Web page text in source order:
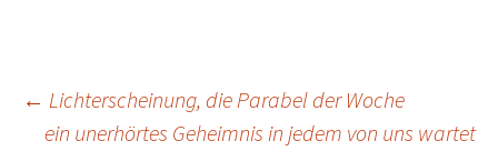
Beitragsnavigation
← Lichterscheinung, die Parabel der Woche
ein unerhörtes Geheimnis in jedem von uns wartet